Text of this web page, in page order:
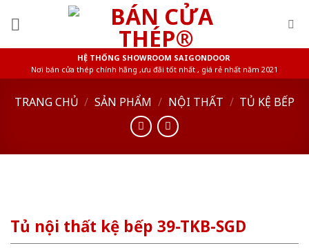
HỆ THỐNG SHOWROOM SAIGONDOOR
Nơi bán cửa thép chính hãng ,ưu đãi tốt nhất , giá rẻ nhất năm 2021
TRANG CHỦ / SẢN PHẨM / NỘI THẤT / TỦ KỆ BẾP
Tủ nội thất kệ bếp 39-TKB-SGD